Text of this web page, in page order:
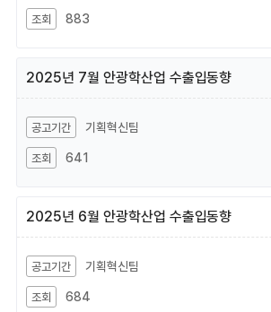
883
2025년 7월 안광학산업 수출입동향
기획혁신팀
641
2025년 6월 안광학산업 수출입동향
기획혁신팀
684